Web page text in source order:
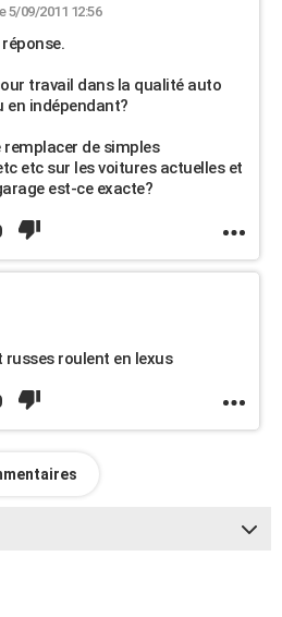
5/09/2011 12:56
travail dans la qualité auto
indépendant?
de simples
etc sur les voitures actuelles et
est-ce exacte?
roulent en lexus